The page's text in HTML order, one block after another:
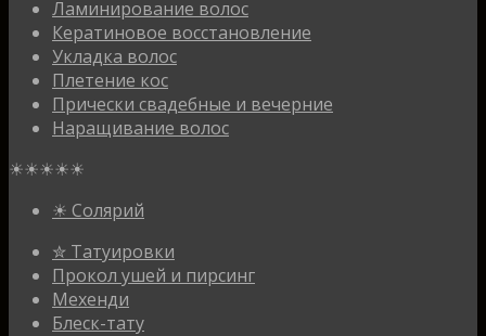
Ламинирование волос
Кератиновое восстановление
Укладка волос
Плетение кос
Прически свадебные и вечерние
Наращивание волос
☀☀☀☀☀
☀ Солярий
✮ Татуировки
Прокол ушей и пирсинг
Мехенди
Блеск-тату